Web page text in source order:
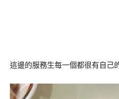
這邊的服務生每一個都很有自己